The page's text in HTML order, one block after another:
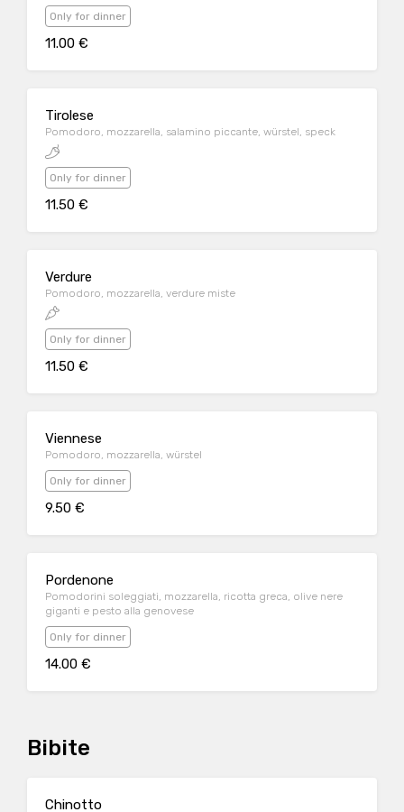
Only for dinner
11.00 €
Tirolese
Pomodoro, mozzarella, salamino piccante, würstel, speck
Only for dinner
11.50 €
Verdure
Pomodoro, mozzarella, verdure miste
Only for dinner
11.50 €
Viennese
Pomodoro, mozzarella, würstel
Only for dinner
9.50 €
Pordenone
Pomodorini soleggiati, mozzarella, ricotta greca, olive nere
giganti e pesto alla genovese
Only for dinner
14.00 €
Bibite
Chinotto